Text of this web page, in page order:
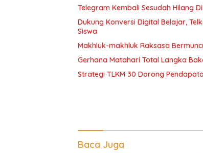
Telegram Kembali Sesudah Hilang
Dukung Konversi Digital Belajar,
Siswa
Makhluk-makhluk Raksasa
Gerhana Matahari Total Langka
Strategi TLKM 30 Dorong
Baca Juga